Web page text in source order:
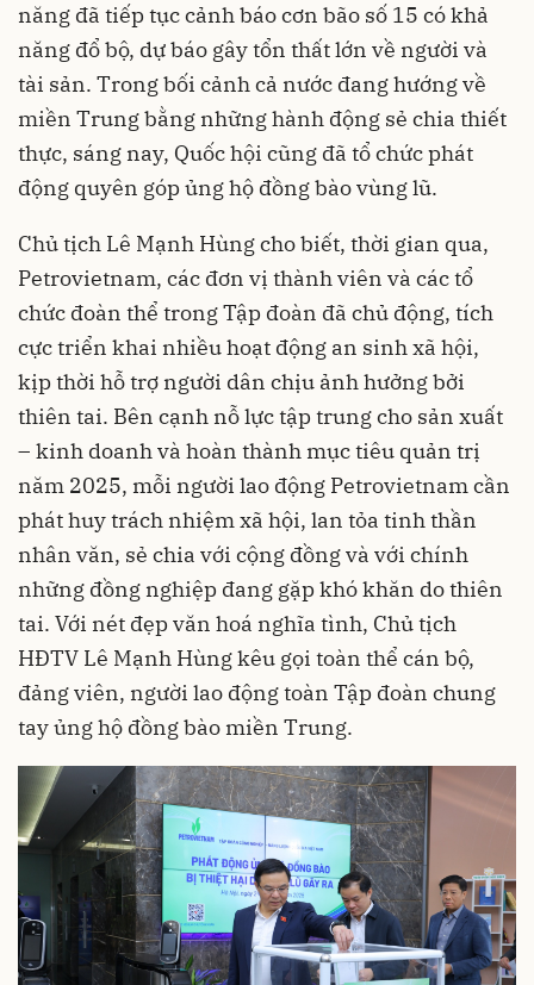
năng đã tiếp tục cảnh báo cơn bão số 15 có khả
năng đổ bộ, dự báo gây tổn thất lớn về người và
tài sản. Trong bối cảnh cả nước đang hướng về
miền Trung bằng những hành động sẻ chia thiết
thực, sáng nay, Quốc hội cũng đã tổ chức phát
động quyên góp ủng hộ đồng bào vùng lũ.
Chủ tịch Lê Mạnh Hùng cho biết, thời gian qua,
Petrovietnam, các đơn vị thành viên và các tổ
chức đoàn thể trong Tập đoàn đã chủ động, tích
cực triển khai nhiều hoạt động an sinh xã hội,
kịp thời hỗ trợ người dân chịu ảnh hưởng bởi
thiên tai. Bên cạnh nỗ lực tập trung cho sản xuất
– kinh doanh và hoàn thành mục tiêu quản trị
năm 2025, mỗi người lao động Petrovietnam cần
phát huy trách nhiệm xã hội, lan tỏa tinh thần
nhân văn, sẻ chia với cộng đồng và với chính
những đồng nghiệp đang gặp khó khăn do thiên
tai. Với nét đẹp văn hoá nghĩa tình, Chủ tịch
HĐTV Lê Mạnh Hùng kêu gọi toàn thể cán bộ,
đảng viên, người lao động toàn Tập đoàn chung
tay ủng hộ đồng bào miền Trung.